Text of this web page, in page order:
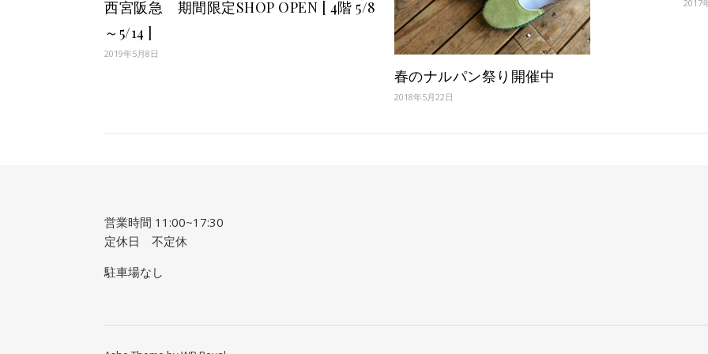
西宮阪急 期間限定SHOP OPEN [ 4階 5/8
～5/14 ]
2019年5月8日
春のナルパン祭り開催中
2018年5月22日
2017
営業時間 11:00~17:30
定休日 不定休
駐車場なし